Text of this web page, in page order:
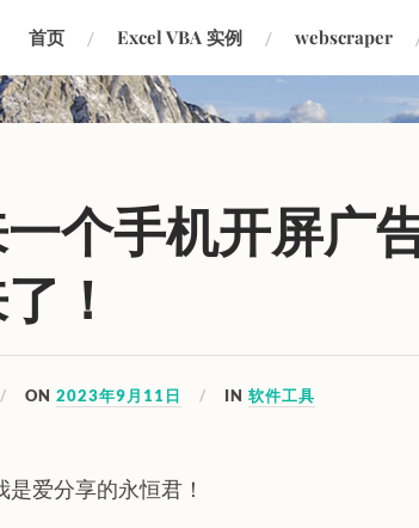
首页 Excel VBA 实例 webscraper
个手机开屏广
！
ON2023年9月11日 IN软件工具
是爱分享的永恒君！